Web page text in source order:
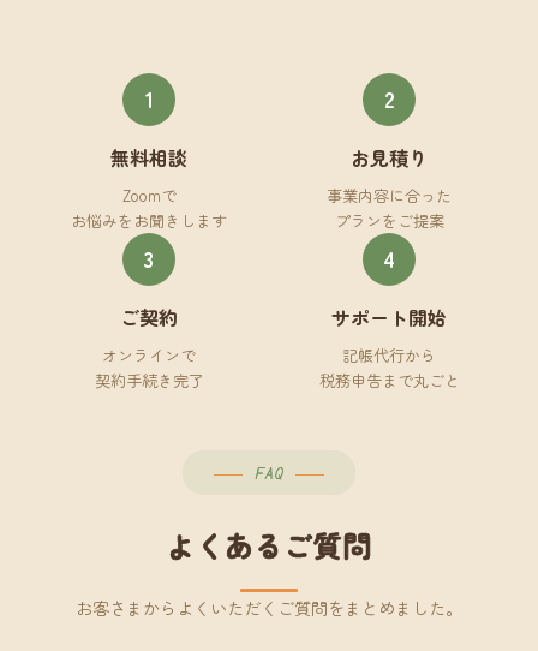
1
無料相談
Zoomで
お悩みをお聞きします
2
お見積り
事業内容に合った
プランをご提案
3
ご契約
オンラインで
契約手続き完了
4
サポート開始
記帳代行から
税務申告まで丸ごと
FAQ
よくあるご質問
お客さまからよくいただくご質問をまとめました。